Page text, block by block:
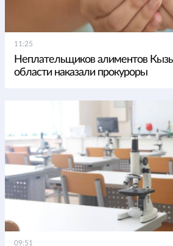
11:25
Неплательщиков алиментов
области наказали прокуроры
09:51